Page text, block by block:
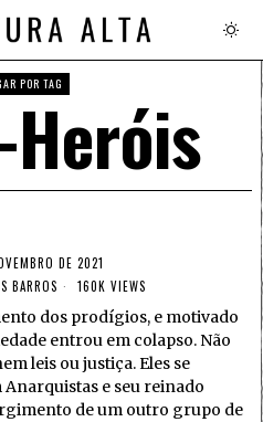
POR TAG
DE 2021
BARROS 160K VIEWS
dos prodígios, e motivado
entrou em colapso. Não
leis ou justiça. Eles se
e seu reinado
de um outro grupo de